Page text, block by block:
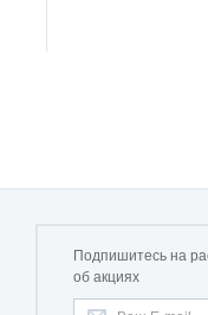
Подпишитесь на
об акциях